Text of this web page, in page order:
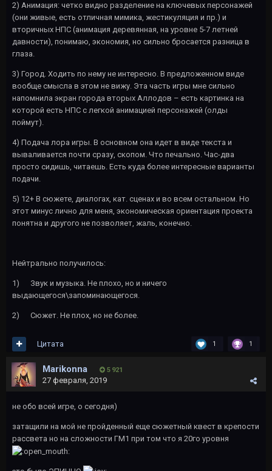
2) Анимация: четко видно разделение на ключевых персонажей
(они живые, есть отличная мимика, жестикуляция и пр.) и
вторичных НПС (анимация деревянная, на уровне 5-7 летней
давности), понимаю, экономия, но сильно бросается разница в
глаза.
3) Город. Ходить по нему не интересно. В предложенном виде
вообще смысла в этом не вижу. Эта часть игры мне сильно
напомнила экран города вторых Аллодов – есть картинка на
которой есть НПС с легкой анимацией персонажей (олды
поймут).
4) Подача лора игры. В основном она идет в виде текста и
вываливается почти сразу, скопом. Что печально. Час-два
просто сидишь, читаешь. Есть куда более интересные варианты
подачи.
5) 12+ В сюжете, диалогах, кат. сценах и во всем остальном. Но
этот минус лично для меня, экономическая ориентация проекта
понятна и другого не позволяет, жаль, конечно.
Нейтрально получилось:
1)
Звук и музыка. Не плохо, но и ничего
выдающегося\запоминающегося.
2) Сюжет. Не плох, но не более.
1 1
Цитата
Marikonna 5 921
27 февраля, 2019
не обо всей игре, о сегодня)
затащили на мой не пройденный еще сюжетный квест в крепости
рассвета но на сложности ГМ1 при том что я 20го уровня